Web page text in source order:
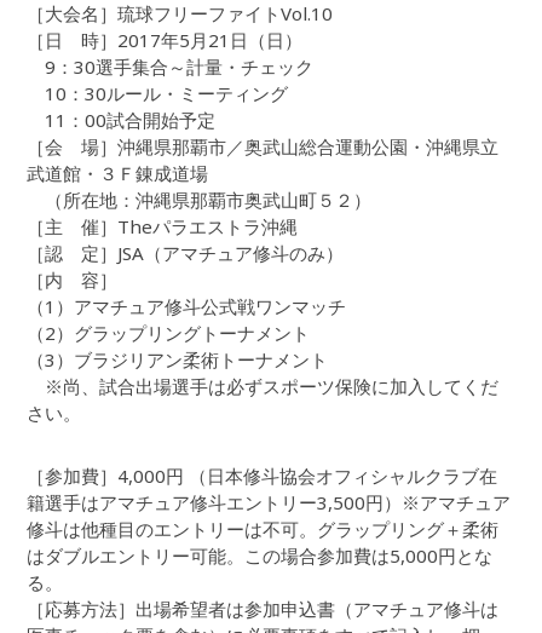
［大会名］琉球フリーファイトVol.10
［日 時］2017年5月21日（日）
9：30選手集合～計量・チェック
10：30ルール・ミーティング
11：00試合開始予定
［会 場］沖縄県那覇市／奥武山総合運動公園・沖縄県立
武道館・３Ｆ錬成道場
（所在地：沖縄県那覇市奥武山町５２）
［主 催］Theパラエストラ沖縄
［認 定］JSA（アマチュア修斗のみ）
［内 容］
（1）アマチュア修斗公式戦ワンマッチ
（2）グラップリングトーナメント
（3）ブラジリアン柔術トーナメント
※尚、試合出場選手は必ずスポーツ保険に加入してくだ
さい。
［参加費］4,000円 （日本修斗協会オフィシャルクラブ在
籍選手はアマチュア修斗エントリー3,500円）※アマチュア
修斗は他種目のエントリーは不可。グラップリング＋柔術
はダブルエントリー可能。この場合参加費は5,000円とな
る。
［応募方法］出場希望者は参加申込書（アマチュア修斗は